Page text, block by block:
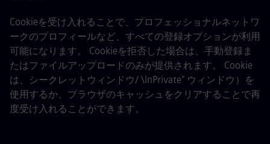
Cookieを受け入れることで、プロフェッショナルネットワ
ークのプロフィールなど、すべての登録オプションが利用
可能になります。 Cookieを拒否した場合は、手動登録ま
たはファイルアップロードのみが提供されます。 Cookie
は、シークレットウィンドウ/ \InPrivate" ウィンドウ）を
使用するか、ブラウザのキャッシュをクリアすることで再
度受け入れることができます。